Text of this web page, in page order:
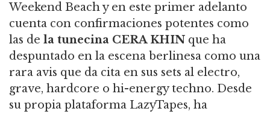
Weekend Beach y en este primer adelanto
cuenta con confirmaciones potentes como
las de la tunecina CERA KHIN que ha
despuntado en la escena berlinesa como una
rara avis que da cita en sus sets al electro,
grave, hardcore o hi-energy techno. Desde
su propia plataforma LazyTapes, ha